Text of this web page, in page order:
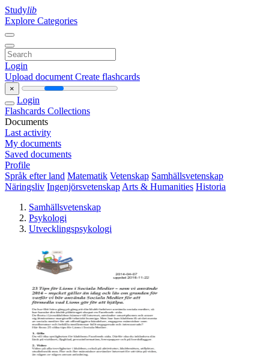
Studylib
Explore Categories
Login
Upload document Create flashcards
×
Login
Flashcards Collections
Documents
Last activity
My documents
Saved documents
Profile
Språk efter land Matematik Vetenskap Samhällsvetenskap
Näringsliv Ingenjörsvetenskap Arts & Humanities Historia
Samhällsvetenskap
Psykologi
Utvecklingspsykologi